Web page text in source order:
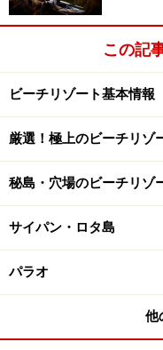
【インデックス】
バリ（インドネシア）
＝＞次のページでは８
※記事内容は執筆時点の
※海外を訪れる際には最
ホームページ」を確認す
ださい。
この記
ビーチリゾート基本情報
厳選！極上のビーチリゾ
秘島・穴場のビーチリゾ
サイパン・ロタ島
パラオ
他